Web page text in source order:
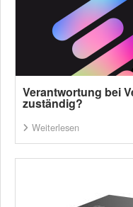
Verantwortung bei
zuständig?
Weiterlesen